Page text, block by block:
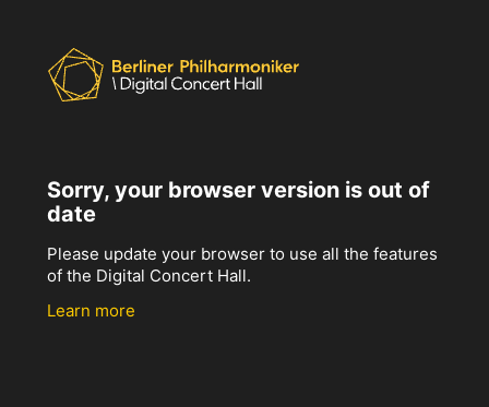
Sorry, your browser version is out of
date
Please update your browser to use all the features
of the Digital Concert Hall.
Learn more